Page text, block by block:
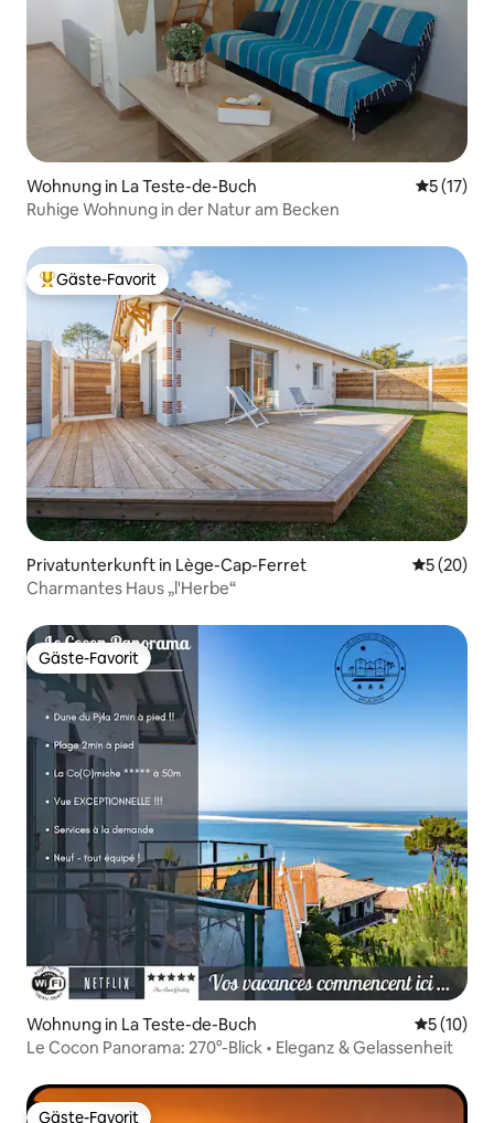
Wohnung in La Teste-de-Buch
5 (17)
Ruhige Wohnung in der Natur am Becken
Beliebter Gäste-Favorit.
Gäste-Favorit
Privatunterkunft in Lège-Cap-Ferret
5 (20)
Charmantes Haus „l'Herbe“
Gäste-Favorit
Gäste-Favorit
Wohnung in La Teste-de-Buch
5 (10)
Le Cocon Panorama: 270°-Blick • Eleganz & Gelassenheit
Gäste-Favorit